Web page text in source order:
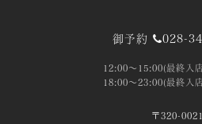
御予約 028-
12:00～15:00(最終入
18:00～23:00(最終入
〒320-0021